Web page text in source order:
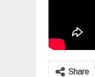
Share